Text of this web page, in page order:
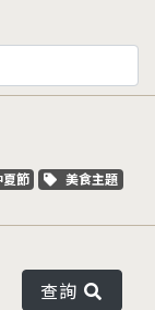
鍵字標籤
夏節 關鍵字標籤
美食主題
查詢